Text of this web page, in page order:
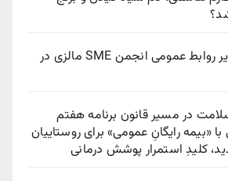
محمدرضا باقری مدیر روابط عمومی انجمن SME مالزی در
در مسیر قانون برنامه هفتم
«بیمه رایگانِ عمومی» برای روستاییان
کلیدِ استمرار پوشش درمانی